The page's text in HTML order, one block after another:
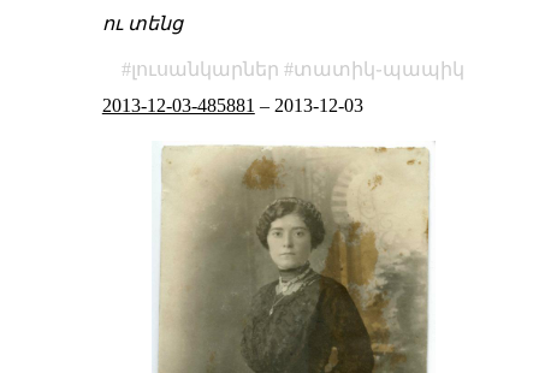
ու տենց
լուսանկարներ
տատիկ֊պապիկ
2013-12-03-485881 – 2013-12-03